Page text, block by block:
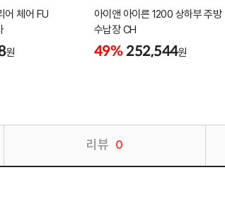
어 체어 FU
원
아이앤 아이른 1200 상하부 주방
수납장 CH
49% 252,544원
리뷰 0